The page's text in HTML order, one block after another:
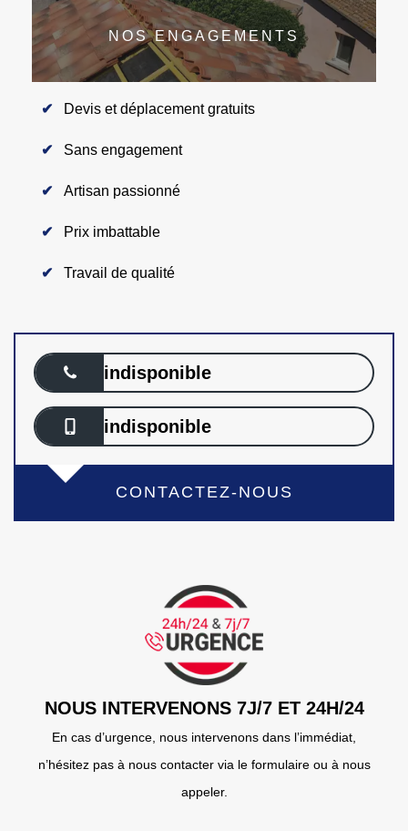
NOS ENGAGEMENTS
Devis et déplacement gratuits
Sans engagement
Artisan passionné
Prix imbattable
Travail de qualité
indisponible
indisponible
CONTACTEZ-NOUS
NOUS INTERVENONS 7J/7 ET 24H/24
En cas d’urgence, nous intervenons dans l’immédiat,
n’hésitez pas à nous contacter via le formulaire ou à nous
appeler.